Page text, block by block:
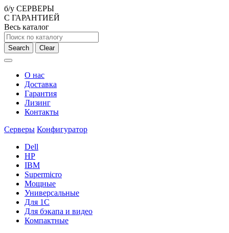
б/у СЕРВЕРЫ
С ГАРАНТИЕЙ
Весь каталог
Search Clear
О нас
Доставка
Гарантия
Лизинг
Контакты
Серверы Конфигуратор
Dell
HP
IBM
Supermicro
Мощные
Универсальные
Для 1С
Для бэкапа и видео
Компактные